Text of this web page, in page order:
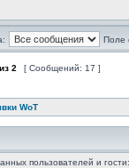
Поле
из 2 [ Сообщений: 17 ]
WoT
пользователей и